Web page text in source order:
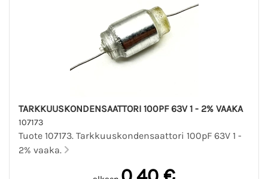
TARKKUUSKONDENSAATTORI 100PF 63V 1 - 2% VAAKA
107173
Tuote 107173. Tarkkuuskondensaattori 100pF 63V 1 -
2% vaaka.